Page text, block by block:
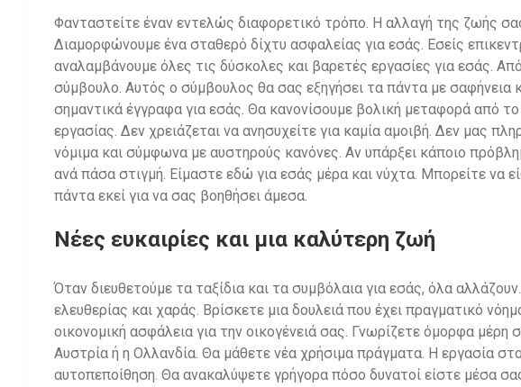
Φανταστείτε έναν εντελώς διαφορετικό τρόπο. Η αλλαγή της ζωής σας
Διαμορφώνουμε ένα σταθερό δίχτυ ασφαλείας για εσάς. Εσείς
αναλαμβάνουμε όλες τις δύσκολες και βαρετές εργασίες για εσάς.
σύμβουλο. Αυτός ο σύμβουλος θα σας εξηγήσει τα πάντα με σαφήνεια
σημαντικά έγγραφα για εσάς. Θα κανονίσουμε βολική μεταφορά από
εργασίας. Δεν χρειάζεται να ανησυχείτε για καμία αμοιβή. Δεν μας
νόμιμα και σύμφωνα με αυστηρούς κανόνες. Αν υπάρξει κάποιο
ανά πάσα στιγμή. Είμαστε εδώ για εσάς μέρα και νύχτα. Μπορείτε να
πάντα εκεί για να σας βοηθήσει άμεσα.
Νέες ευκαιρίες και μια καλύτερη ζωή
Όταν διευθετούμε τα ταξίδια και τα συμβόλαια για εσάς, όλα
ελευθερίας και χαράς. Βρίσκετε μια δουλειά που έχει πραγματικό
οικονομική ασφάλεια για την οικογένειά σας. Γνωρίζετε όμορφα
Αυστρία ή η Ολλανδία. Θα μάθετε νέα χρήσιμα πράγματα. Η εργασία
αυτοπεποίθηση. Θα ανακαλύψετε γρήγορα πόσο δυνατοί είστε μέσα